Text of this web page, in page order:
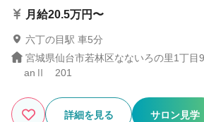
月給20.5万円〜
六丁の目駅 車5分
宮城県仙台市若林区なないろの里1丁目
anⅡ 201
詳細を見る サロン見学